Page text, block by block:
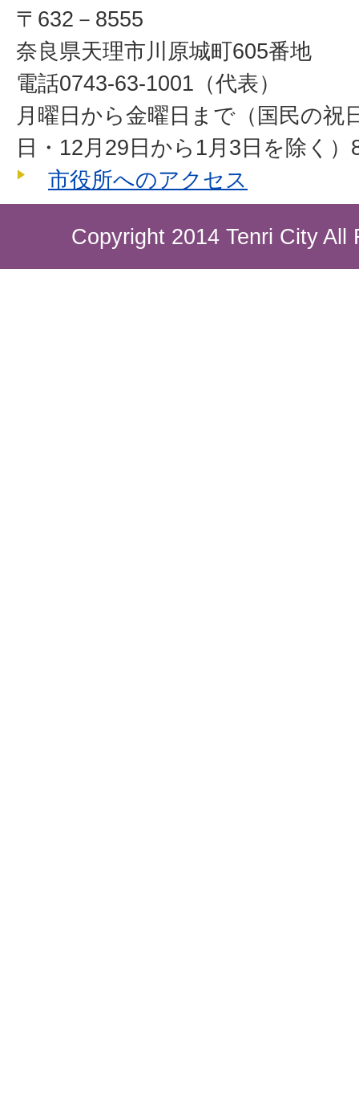
〒632－8555
奈良県天理市川原城町605番地
電話0743-63-1001（代表）
月曜日から金曜日まで（国民の祝
日・12月29日から1月3日を除く
市役所へのアクセス
Copyright 2014 Tenri City All